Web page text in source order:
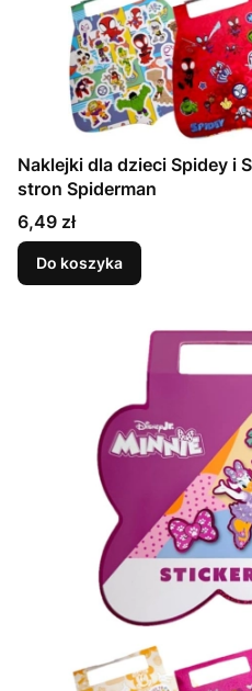
Naklejki dla dzieci Spidey i
stron Spiderman
Cena
6,49 zł
Do koszyka